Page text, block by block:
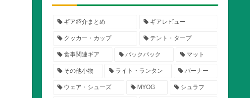
ギア紹介まとめ ギアレビュー
クッカー・カップ テント・タープ
食事関連ギア バックパック マット
その他小物 ライト・ランタン バーナー
ウェア・シューズ MYOG シュラフ